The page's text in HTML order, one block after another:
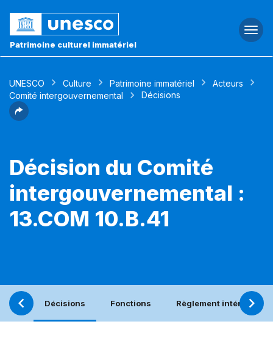
Patrimoine culturel immatériel
UNESCO Culture Patrimoine immatériel
Acteurs
Comité intergouvernemental
Décisions
Décision du Comité
intergouvernemental :
13.COM 10.B.41
Décisions Fonctions Règlement intérieur